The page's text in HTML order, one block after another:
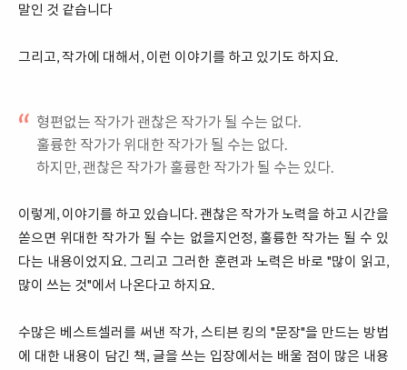
말인 것 같습니다
그리고, 작가에 대해서, 이런 이야기를 하고 있기도 하지요.
형편없는 작가가 괜찮은 작가가 될 수는 없다.
훌륭한 작가가 위대한 작가가 될 수는 없다.
하지만, 괜찮은 작가가 훌륭한 작가가 될 수는 있다.
이렇게, 이야기를 하고 있습니다. 괜찮은 작가가 노력을 하고 시간을
쏟으면 위대한 작가가 될 수는 없을지언정, 훌륭한 작가는 될 수 있
다는 내용이었지요. 그리고 그러한 훈련과 노력은 바로 "많이 읽고,
많이 쓰는 것"에서 나온다고 하지요.
수많은 베스트셀러를 써낸 작가, 스티븐 킹의 "문장"을 만드는 방법
에 대한 내용이 담긴 책, 글을 쓰는 입장에서는 배울 점이 많은 내용